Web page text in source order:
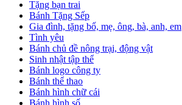
Tặng bạn trai
Bánh Tặng Sếp
Gia đình, tặng bố, mẹ, ông, bà, anh, em
Tình yêu
Bánh chủ đề nông trại, động vật
Sinh nhật tập thể
Bánh logo công ty
Bánh thể thao
Bánh hình chữ cái